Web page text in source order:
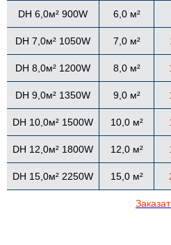
DH 6,0м² 900W 6,0 м²
DH 7,0м² 1050W 7,0 м²
DH 8,0м² 1200W 8,0 м²
DH 9,0м² 1350W 9,0 м²
DH 10,0м² 1500W 10,0 м²
DH 12,0м² 1800W 12,0 м²
DH 15,0м² 2250W 15,0 м²